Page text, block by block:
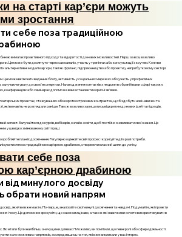
на старті кар’єри можуть
зростання
себе поза традиційною
вимагає проактивного підходу та відкритості до нових можливостей. Перш за все, важливо
Це може бути досягнуто через самоаналіз, участь у тренінгах або консультації з коучем. Коли ви
альтернативні моделі кар'єри, такі як фріланс, підприємництво або проекти у неприбутковому секторі.
Це може включати ведення блогу, активність у соціальних мережах або участь у професійних
залучаючи увагу до своєї експертизи. Налагодження контактів з людьми в обраній вами сфері також є
або семінарах допоможе вам встановити корисні зв’язки.
проектах, стажуваннях або короткострокових контрактах, щоб здобути нові навички та
які ви навіть не розглядали раніше. Також важливо залишатись відкритим до нових ідей та підходів,
аспект. Залучайтеся до курсів, вебінарів, онлайн-освіти, щоб постійно оновлювати свої знання. Це
у швидко змінюваному світі праці.
план їх досягнення. Регулярно оцінюйте свій прогрес і коригуйте дії в разі потреби.
поза традиційною кар’єрною драбиною, створюючи власний шлях до успіху.
себе поза
кар’єрною драбиною
від минулого досвіду
обрати новий напрям
який ви вже маєте. По-перше, аналізуйте свої минулі досягнення та невдачі. Подумайте, які проекти
і чому. Це допоможе зрозуміти, що саме вам цікаво, а також які навички ви хочете використовувати в
Які етапи були найбільш значущими для вас? Можливо, ви помітили, що певні ролі або сфери діяльності
коло можливих напрямків, зосередившись на тих, які вже викликали у вас інтерес.